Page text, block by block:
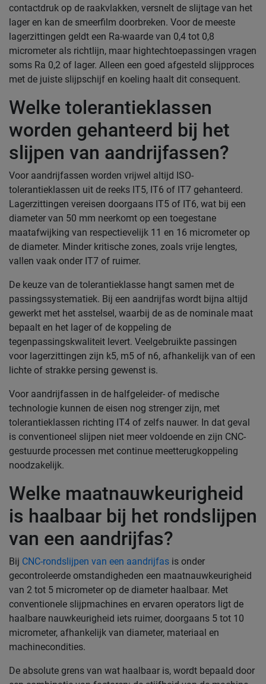
contactdruk op de raakvlakken, versnelt de slijtage van het
lager en kan de smeerfilm doorbreken. Voor de meeste
lagerzittingen geldt een Ra-waarde van 0,4 tot 0,8
micrometer als richtlijn, maar hightechtoepassingen vragen
soms Ra 0,2 of lager. Alleen een goed afgesteld slijpproces
met de juiste slijpschijf en koeling haalt dit consequent.
Welke tolerantieklassen
worden gehanteerd bij het
slijpen van aandrijfassen?
Voor aandrijfassen worden vrijwel altijd ISO-
tolerantieklassen uit de reeks IT5, IT6 of IT7 gehanteerd.
Lagerzittingen vereisen doorgaans IT5 of IT6, wat bij een
diameter van 50 mm neerkomt op een toegestane
maatafwijking van respectievelijk 11 en 16 micrometer op
de diameter. Minder kritische zones, zoals vrije lengtes,
vallen vaak onder IT7 of ruimer.
De keuze van de tolerantieklasse hangt samen met de
passingssystematiek. Bij een aandrijfas wordt bijna altijd
gewerkt met het asstelsel, waarbij de as de nominale maat
bepaalt en het lager of de koppeling de
tegenpassingskwaliteit levert. Veelgebruikte passingen
voor lagerzittingen zijn k5, m5 of n6, afhankelijk van of een
lichte of strakke persing gewenst is.
Voor aandrijfassen in de halfgeleider- of medische
technologie kunnen de eisen nog strenger zijn, met
tolerantieklassen richting IT4 of zelfs nauwer. In dat geval
is conventioneel slijpen niet meer voldoende en zijn CNC-
gestuurde processen met continue meetterugkoppeling
noodzakelijk.
Welke maatnauwkeurigheid
is haalbaar bij het rondslijpen
van een aandrijfas?
Bij CNC-rondslijpen van een aandrijfas is onder
gecontroleerde omstandigheden een maatnauwkeurigheid
van 2 tot 5 micrometer op de diameter haalbaar. Met
conventionele slijpmachines en ervaren operators ligt de
haalbare nauwkeurigheid iets ruimer, doorgaans 5 tot 10
micrometer, afhankelijk van diameter, materiaal en
machinecondities.
De absolute grens van wat haalbaar is, wordt bepaald door